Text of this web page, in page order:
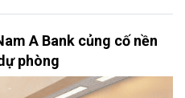
A Bank củng cố nền
phòng